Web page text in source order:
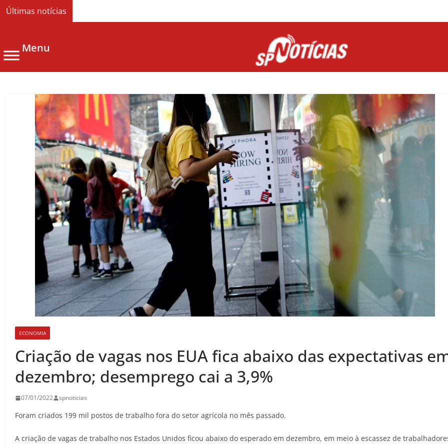
Últimas notícias
Menu
ECONOMIA
Criação de vagas nos EUA fica abaixo das expectativas
dezembro; desemprego cai a 3,9%
07/01/2022 spnoticias
Foram criados 199 mil postos de trabalho fora do setor agrícola no mês passado.
A criação de vagas de trabalho nos Estados Unidos ficou abaixo do esperado em dezembro, em meio à escassez de